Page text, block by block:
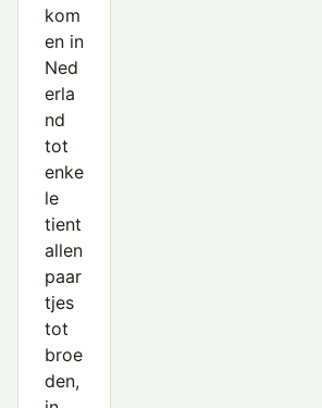
kom
en in
Ned
erla
nd
tot
enke
le
tient
allen
paar
tjes
tot
broe
den,